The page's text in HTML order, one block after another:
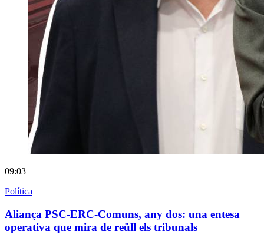
09:03
Política
Aliança PSC-ERC-Comuns, any dos: una entesa
operativa que mira de reüll els tribunals